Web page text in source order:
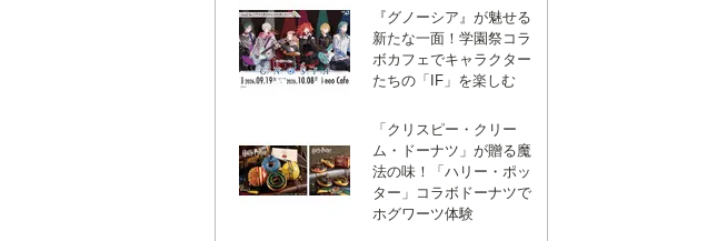
『グノーシア』が魅せる
新たな一面！学園祭コラ
ボカフェでキャラクター
たちの「IF」を楽しむ
「クリスピー・クリー
ム・ドーナツ」が贈る魔
法の味！「ハリー・ポッ
ター」コラボドーナツで
ホグワーツ体験